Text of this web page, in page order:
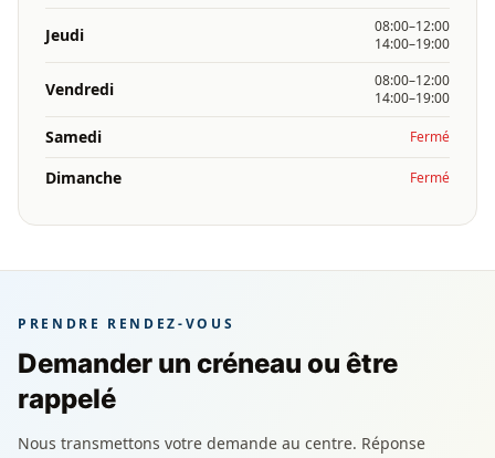
Jeudi
08:00–12:00
14:00–19:00
Vendredi
08:00–12:00
14:00–19:00
Samedi Fermé
Dimanche Fermé
PRENDRE RENDEZ-VOUS
Demander un créneau ou être
rappelé
Nous transmettons votre demande au centre. Réponse